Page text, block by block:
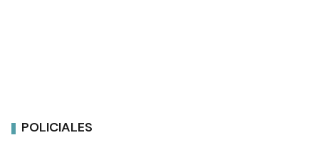
POLICIALES